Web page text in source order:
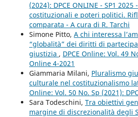
(2024): DPCE ONLINE - SP1
costituzionali e poteri politici.
comparata - A cura di R. Tarchi
Simone Pitto, A chi interessa
“globalità” dei diritti di
giustizia , DPCE Online: Vol. 49
Online 4-2021
Giammaria Milani, Pluralismo
culturale nel costituzionalismo
Online: Vol. 50 No. Sp (2021):
Sara Todeschini, Tra obiettivi
margine di discrezionalità degli